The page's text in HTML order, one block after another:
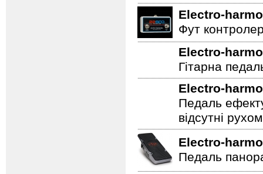
Electro-
Фут
Electro-
Гітарна
Electro-
Педаль
відсутні
Electro-
Педаль